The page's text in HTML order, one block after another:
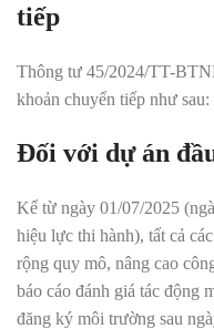
tiếp
Thông tư 45/2024/TT-
khoản chuyển tiếp như sau:
Đối với dự án
Kể từ ngày 01/07/2025
hiệu lực thi hành), tất cả
rộng quy mô, nâng cao
báo cáo đánh giá tác động
đăng ký môi trường sau